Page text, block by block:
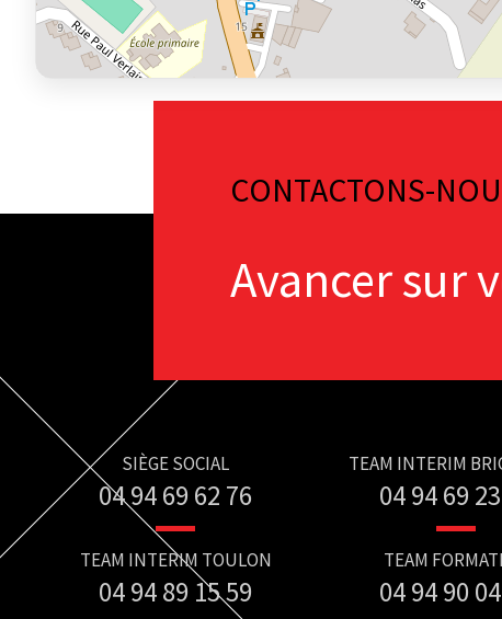
CONTACTONS-
Avancer sur
SIÈGE SOCIAL
04 94 69 62 76
TEAM INTERIM
04 94 69
TEAM INTERIM TOULON
04 94 89 15 59
TEAM
04 94 90